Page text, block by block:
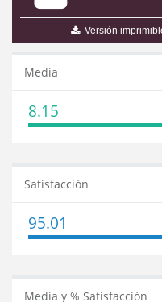
Versión
Media
8.15
Satisfacción
95.01
Media y % Satisfacción